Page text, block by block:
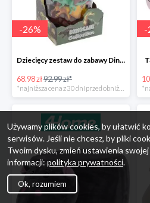
-26%
Dziecięcy zestaw do zabawy Dinosaur Collection -26%
68.98 zł92.99 zł*
-
Używamy plików cookies, by ułatwić
serwisów. Jeśli nie chcesz, by pliki
Twoim dysku, zmień ustawienia
informacji: polityka prywatności.
Ok, rozumiem